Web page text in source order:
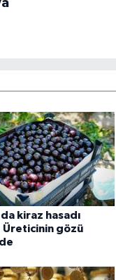
kiraz hasadı
Üreticinin gözü